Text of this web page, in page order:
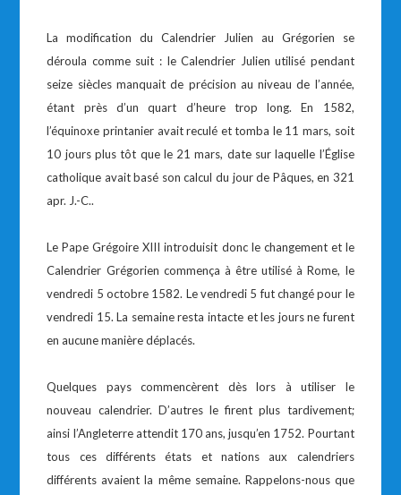
La modification du Calendrier Julien au Grégorien se
déroula comme suit : le Calendrier Julien utilisé pendant
seize siècles manquait de précision au niveau de l’année,
étant près d’un quart d’heure trop long. En 1582,
l’équinoxe printanier avait reculé et tomba le 11 mars, soit
10 jours plus tôt que le 21 mars, date sur laquelle l’Église
catholique avait basé son calcul du jour de Pâques, en 321
apr. J.-C..
Le Pape Grégoire XIII introduisit donc le changement et le
Calendrier Grégorien commença à être utilisé à Rome, le
vendredi 5 octobre 1582. Le vendredi 5 fut changé pour le
vendredi 15. La semaine resta intacte et les jours ne furent
en aucune manière déplacés.
Quelques pays commencèrent dès lors à utiliser le
nouveau calendrier. D’autres le firent plus tardivement;
ainsi l’Angleterre attendit 170 ans, jusqu’en 1752. Pourtant
tous ces différents états et nations aux calendriers
différents avaient la même semaine. Rappelons-nous que